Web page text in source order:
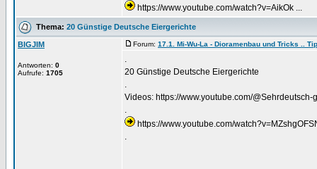
https://www.youtube.com/watch?v=AikOk ...
Thema: 20 Günstige Deutsche Eiergerichte
BIGJIM
Antworten: 0
Aufrufe: 1705
Forum: 17.1. Mi-Wu-La - Dioramenbau und Tricks ..
.
20 Günstige Deutsche Eiergerichte
.
Videos: https://www.youtube.com/@Sehrdeutsch-
.
https://www.youtube.com/
.